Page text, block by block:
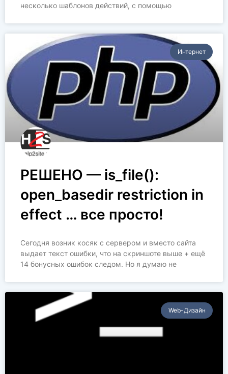
несколько шаблонов действий, с помощью
Интернет
РЕШЕНО — is_file():
open_basedir restriction in
effect … все просто!
Сегодня возник косяк с сервером и вместо сайта
выдает текст ошибки, что на скриншоте выше + ещё
14 бонусных ошибок следом. Но я думаю не
Web-Дизайн